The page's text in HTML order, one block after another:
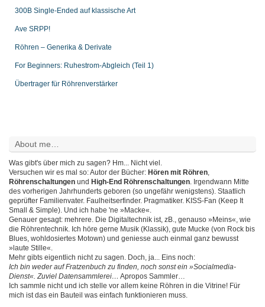
300B Single-Ended auf klassische Art
Ave SRPP!
Röhren – Generika & Derivate
For Beginners: Ruhestrom-Abgleich (Teil 1)
Übertrager für Röhrenverstärker
About me…
Was gibt's über mich zu sagen? Hm... Nicht viel.
Versuchen wir es mal so: Autor der Bücher: Hören mit Röhren
Röhrenschaltungen und High-End Röhrenschaltungen . Irgendwann Mitte
des vorherigen Jahrhunderts geboren (so ungefähr wenigstens). Staatlich
geprüfter Familienvater. Faulheitserfinder. Pragmatiker. KISS-Fan (Keep It
Small & Simple). Und ich habe 'ne »Macke«.
Genauer gesagt: mehrere. Die Digitaltechnik ist, zB., genauso »Meins«, wie
die Röhrentechnik. Ich höre gerne Musik (Klassik), gute Mucke (von Rock bis
Blues, wohldosiertes Motown) und geniesse auch einmal ganz bewusst
»laute Stille«.
Mehr gibts eigentlich nicht zu sagen. Doch, ja... Eins noch:
Ich bin weder auf Fratzenbuch zu finden, noch sonst ein »Socialmedia-
Dienst«. Zuviel Datensammlerei… Apropos Sammler…
Ich sammle nicht und ich stelle vor allem keine Röhren in die Vitrine! Für
mich ist das ein Bauteil was einfach funktionieren muss.